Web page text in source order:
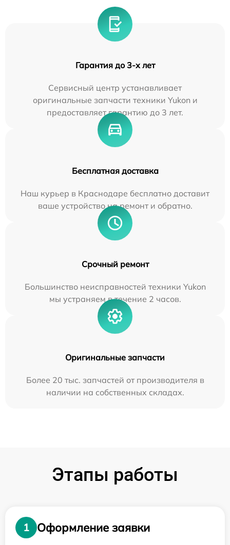
Гарантия до 3-х лет
Сервисный центр устанавливает
оригинальные запчасти техники Yukon и
предоставляет гарантию до 3 лет.
Бесплатная доставка
Наш курьер в Краснодаре бесплатно доставит
ваше устройство на ремонт и обратно.
Срочный ремонт
Большинство неисправностей техники Yukon
мы устраняем в течение 2 часов.
Оригинальные запчасти
Более 20 тыс. запчастей от производителя в
наличии на собственных складах.
Этапы работы
1
Оформление заявки